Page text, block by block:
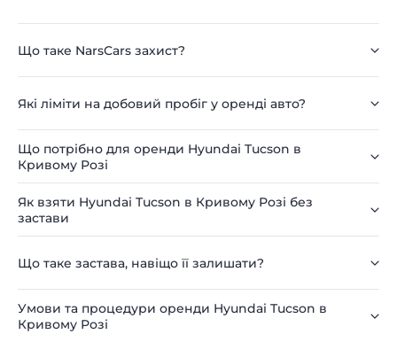
Що таке NarsCars захист?
Які ліміти на добовий пробіг у оренді авто?
Що потрібно для оренди Hyundai Tucson в
Кривому Розі
Як взяти Hyundai Tucson в Кривому Розі без
застави
Що таке застава, навіщо її залишати?
Умови та процедури оренди Hyundai Tucson в
Кривому Розі